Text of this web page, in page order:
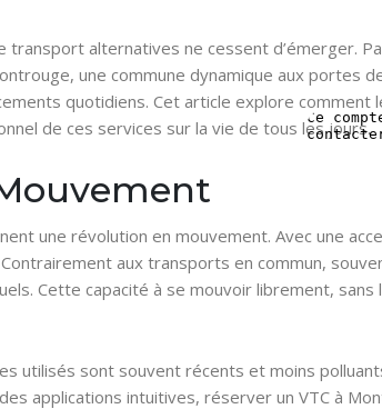
alternatives ne cessent d’émerger.
une commune dynamique aux portes
quotidiens. Cet article explore comment
de ces services sur la vie de tous les jours.
une révolution en mouvement. Avec une
aux transports en commun,
Cette capacité à se mouvoir librement,
utilisés sont souvent récents et moins
applications intuitives, réserver un VTC à